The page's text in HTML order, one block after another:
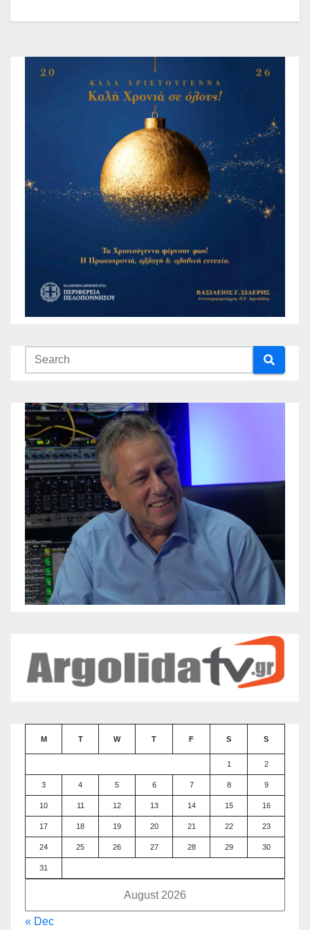
August 2026
M T W T F S S
1 2
3 4 5 6 7 8 9
10 11 12 13 14 15 16
17 18 19 20 21 22 23
24 25 26 27 28 29 30
31
« Dec